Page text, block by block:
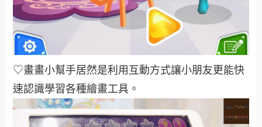
♡畫畫小幫手居然是利用互動方式讓小朋友更能快
速認識學習各種繪畫工具。